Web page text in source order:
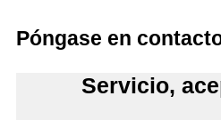
Póngase en
Servicio,